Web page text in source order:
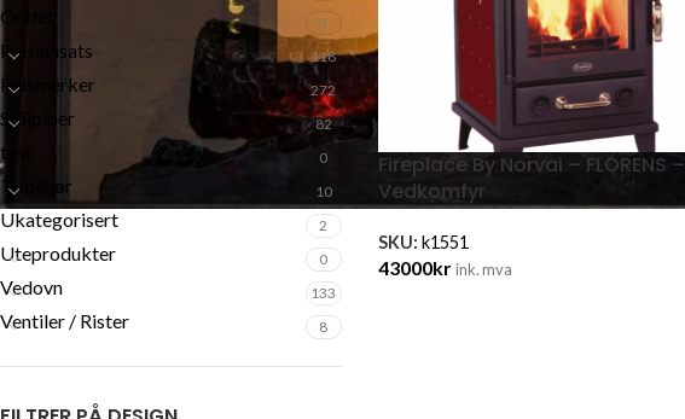
Outlet 3
Peisinnsats 118
Peismerker 272
Stålpiper 82
test 0
Tilbehør 10
Ukategorisert 2
Uteprodukter 0
Vedovn 133
Ventiler / Rister 8
Fireplace By Norvai – FLORENS –
Vedkomfyr
SKU: k1551
43000krink. mva